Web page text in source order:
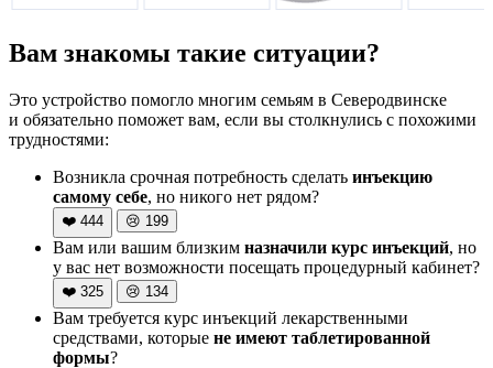
Вам знакомы такие ситуации?
Это устройство помогло многим семьям в Северодвинске
и обязательно поможет вам, если вы столкнулись с похожими
трудностями:
Возникла срочная потребность сделать инъекцию
самому себе, но никого нет рядом?
❤️ 444 😢 199
Вам или вашим близким назначили курс инъекций, но
у вас нет возможности посещать процедурный кабинет?
❤️ 325 😢 134
Вам требуется курс инъекций лекарственными
средствами, которые не имеют таблетированной
формы?